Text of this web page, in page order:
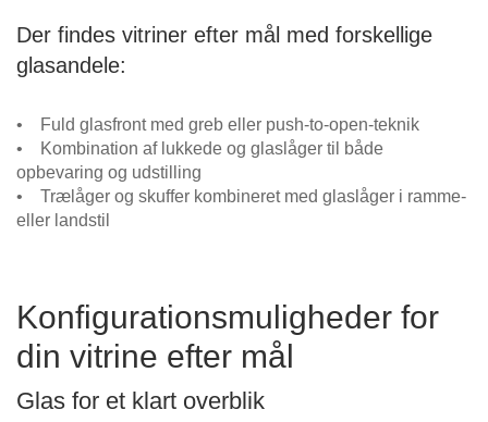
Der findes vitriner efter mål med forskellige
glasandele:
• Fuld glasfront med greb eller push-to-open-teknik
• Kombination af lukkede og glaslåger til både
opbevaring og udstilling
• Trælåger og skuffer kombineret med glaslåger i ramme-
eller landstil
Konfigurationsmuligheder for
din vitrine efter mål
Glas for et klart overblik